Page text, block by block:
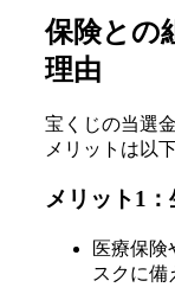
保険との
理由
宝くじの当選
メリットは以
メリット1
医療保険
スクに備